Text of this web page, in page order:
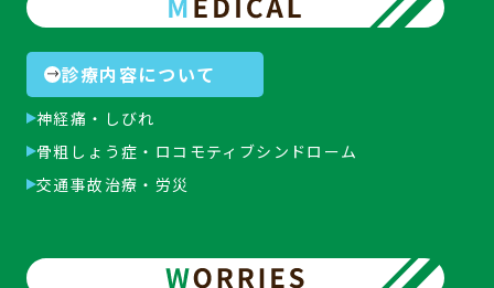
診療内容について
神経痛・しびれ
骨粗しょう症・ ロコモティブシンドローム
交通事故治療・労災